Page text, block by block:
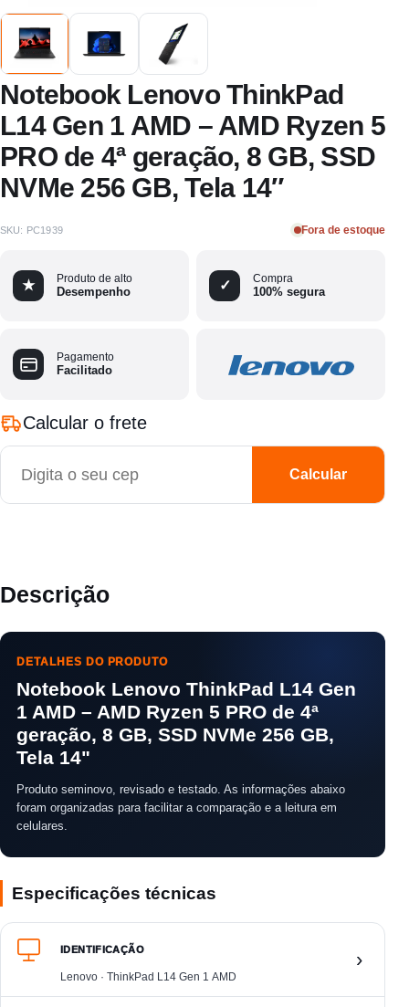
Notebook Lenovo ThinkPad
L14 Gen 1 AMD – AMD Ryzen 5
PRO de 4ª geração, 8 GB, SSD
NVMe 256 GB, Tela 14″
SKU: PC1939 Fora de estoque
★ Produto de alto
Desempenho ✓ Compra
100% segura
Pagamento
Facilitado
Calcular o frete
CEP
Calcular
Descrição
DETALHES DO PRODUTO
Notebook Lenovo ThinkPad L14 Gen
1 AMD – AMD Ryzen 5 PRO de 4ª
geração, 8 GB, SSD NVMe 256 GB,
Tela 14"
Produto seminovo, revisado e testado. As informações abaixo
foram organizadas para facilitar a comparação e a leitura em
celulares.
Especificações técnicas
IDENTIFICAÇÃO
Lenovo · ThinkPad L14 Gen 1 AMD
›